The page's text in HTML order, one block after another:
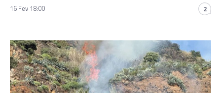
16 Fev 18:00 2